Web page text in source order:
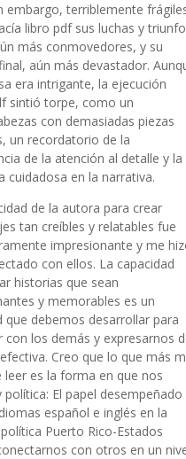
embargo, terriblemente
libro pdf sus luchas y
más conmovedores, y su
aún más devastador.
era intrigante, la ejecución
sintió torpe, como un
con demasiadas piezas
un recordatorio de la
de la atención al detalle y la
cuidadosa en la narrativa.
de la autora para crear
tan creíbles y relatables fue
impresionante y me
con ellos. La capacidad
historias que sean
y memorables es un
que debemos desarrollar para
con los demás y expresarnos
Creo que lo que más
leer es la forma en que nos
política: El papel desempeñado
español e inglés en la
Puerto Rico-Estados
con otros en un